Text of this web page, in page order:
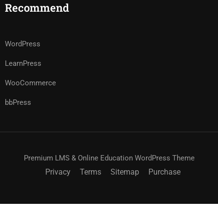
Recommend
WordPress
LearnPress
WooCommerce
bbPress
Premium LMS & Online Education WordPress Theme
Privacy Terms Sitemap Purchase